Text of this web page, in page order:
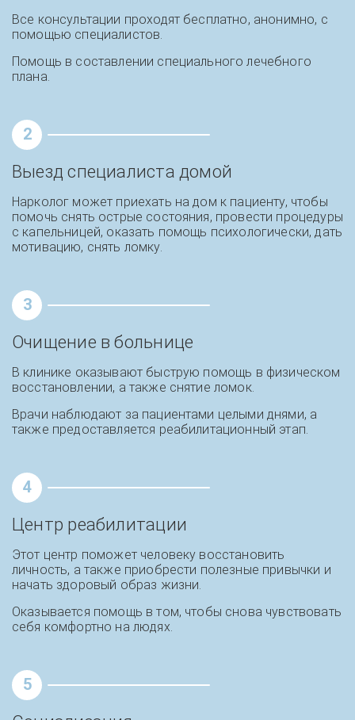
Все консультации проходят бесплатно, анонимно, с
помощью специалистов.
Помощь в составлении специального лечебного
плана.
2
Выезд специалиста домой
Нарколог может приехать на дом к пациенту, чтобы
помочь снять острые состояния, провести процедуры
с капельницей, оказать помощь психологически, дать
мотивацию, снять ломку.
3
Очищение в больнице
В клинике оказывают быструю помощь в физическом
восстановлении, а также снятие ломок.
Врачи наблюдают за пациентами целыми днями, а
также предоставляется реабилитационный этап.
4
Центр реабилитации
Этот центр поможет человеку восстановить
личность, а также приобрести полезные привычки и
начать здоровый образ жизни.
Оказывается помощь в том, чтобы снова чувствовать
себя комфортно на людях.
5